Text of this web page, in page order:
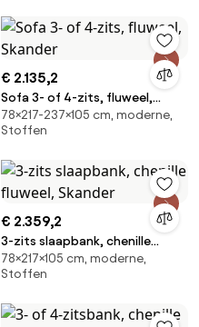
€ 2.135,2
Sofa 3- of 4-zits, fluweel,
Skander
78×217-237×105 cm, moderne,
Stoffen
€ 2.359,2
3-zits slaapbank, chenille
fluweel, Skander
78×217×105 cm, moderne,
Stoffen